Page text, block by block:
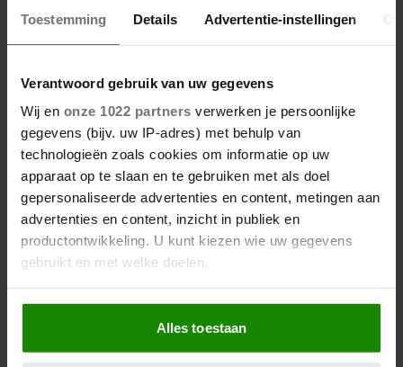
Toestemming Details Advertentie-instellingen
Verantwoord gebruik van uw gegevens
Wij en onze 1022 partners verwerken je persoonlijke
gegevens (bijv. uw IP-adres) met behulp van
technologieën zoals cookies om informatie op uw
apparaat op te slaan en te gebruiken met als doel
gepersonaliseerde advertenties en content, metingen aan
advertenties en content, inzicht in publiek en
productontwikkeling. U kunt kiezen wie uw gegevens
gebruikt en met welke doelen.
Als u het toestaat, willen we ook graag:
Informatie verzamelen over uw geografische locatie,
die tot een paar meter nauwkeurig kan zijn
Alles toestaan
De nieuwe Mijn Geheim ligt nu in de winkel
Abonneren
Digitaal lezen
Los kopen